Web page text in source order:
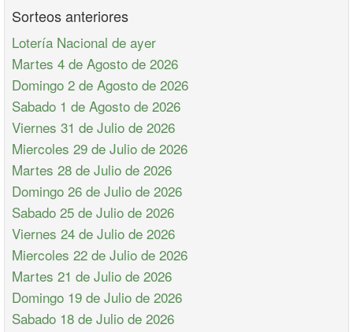
Sorteos anteriores
Lotería Nacional de ayer
Martes 4 de Agosto de 2026
Domingo 2 de Agosto de 2026
Sabado 1 de Agosto de 2026
Viernes 31 de Julio de 2026
Miercoles 29 de Julio de 2026
Martes 28 de Julio de 2026
Domingo 26 de Julio de 2026
Sabado 25 de Julio de 2026
Viernes 24 de Julio de 2026
Miercoles 22 de Julio de 2026
Martes 21 de Julio de 2026
Domingo 19 de Julio de 2026
Sabado 18 de Julio de 2026